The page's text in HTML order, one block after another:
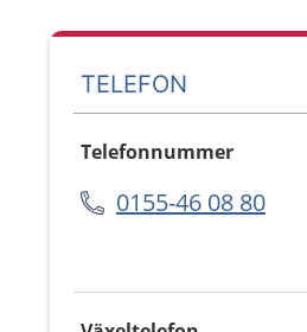
TELEFON
Telefonnummer
0155-46 08 80